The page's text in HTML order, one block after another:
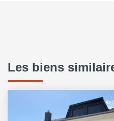
Les biens